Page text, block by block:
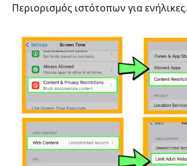
Περιορισμός ιστότοπων για ενήλικες.